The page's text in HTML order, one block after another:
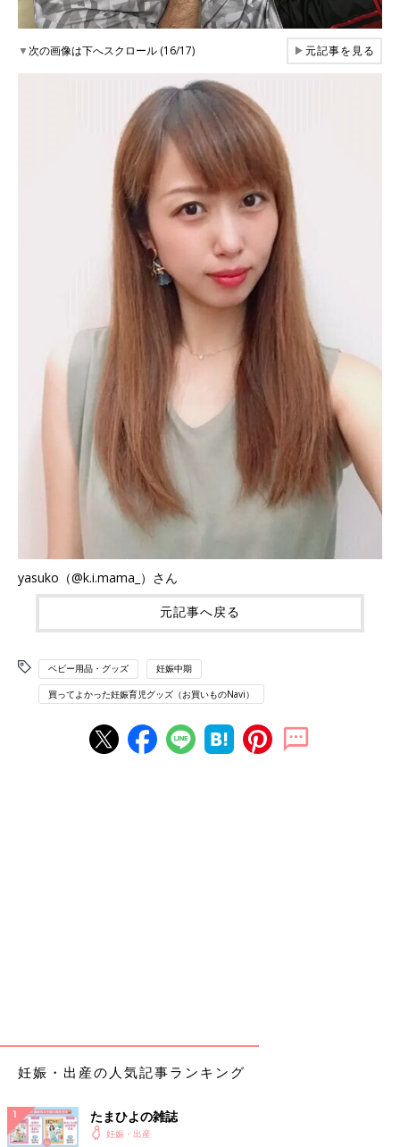
▼次の画像は下へスクロール (16/17) ▶元記事を見る
yasuko（@k.i.mama_）さん
元記事へ戻る
ベビー用品・グッズ 妊娠中期
買ってよかった妊娠育児グッズ（お買いものNavi）
妊娠・出産の人気記事ランキング
たまひよの雑誌
妊娠・出産